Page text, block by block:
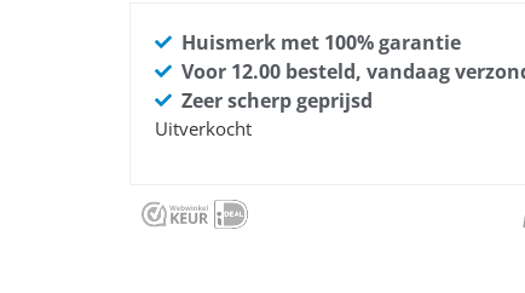
Huismerk met 100% garantie
Voor 12.00 besteld, vandaag
Zeer scherp geprijsd
Uitverkocht